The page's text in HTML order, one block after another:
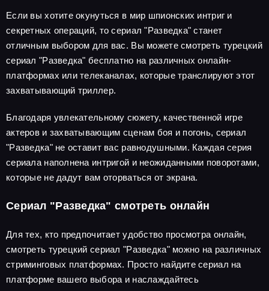
Если вы хотите окунуться в мир шпионских интриг и
секретных операций, то сериал "Разведка" станет
отличным выбором для вас. Вы можете смотреть турецкий
сериал "Разведка" бесплатно на различных онлайн-
платформах или телеканалах, которые транслируют этот
захватывающий триллер.
Благодаря увлекательному сюжету, качественной игре
актеров и захватывающим сценам боя и погонь, сериал
"Разведка" не оставит вас равнодушными. Каждая серия
сериала наполнена интригой и неожиданными поворотами,
которые не дадут вам оторваться от экрана.
Сериал "Разведка" смотреть онлайн
Для тех, кто предпочитает удобство просмотра онлайн,
смотреть турецкий сериал "Разведка" можно на различных
стриминговых платформах. Просто найдите сериал на
платформе вашего выбора и наслаждайтесь